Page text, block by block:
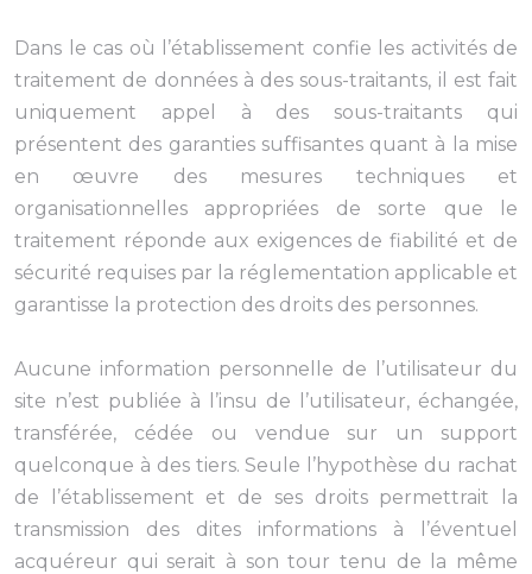
Dans le cas où l’établissement confie les activités de
traitement de données à des sous-traitants, il est fait
uniquement appel à des sous-traitants qui
présentent des garanties suffisantes quant à la mise
en œuvre des mesures techniques et
organisationnelles appropriées de sorte que le
traitement réponde aux exigences de fiabilité et de
sécurité requises par la réglementation applicable et
garantisse la protection des droits des personnes.
Aucune information personnelle de l’utilisateur du
site n’est publiée à l’insu de l’utilisateur, échangée,
transférée, cédée ou vendue sur un support
quelconque à des tiers. Seule l’hypothèse du rachat
de l’établissement et de ses droits permettrait la
transmission des dites informations à l’éventuel
acquéreur qui serait à son tour tenu de la même